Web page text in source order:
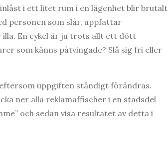
inlåst i ett litet rum i en lägenhet blir brutalt
personen som slår, uppfattar
En cykel är ju trots allt ett dött
som känns påtvingade? Slå sig fri eller
uppgiften ständigt förändras.
ner alla reklamaffischer i en stadsdel
och sedan visa resultatet av detta i